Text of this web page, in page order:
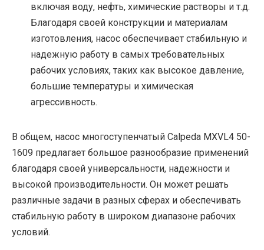
включая воду, нефть, химические растворы и т.д.
Благодаря своей конструкции и материалам
изготовления, насос обеспечивает стабильную и
надежную работу в самых требовательных
рабочих условиях, таких как высокое давление,
большие температуры и химическая
агрессивность.
В общем, насос многоступенчатый Calpeda MXVL4 50-
1609 предлагает большое разнообразие применений
благодаря своей универсальности, надежности и
высокой производительности. Он может решать
различные задачи в разных сферах и обеспечивать
стабильную работу в широком диапазоне рабочих
условий.